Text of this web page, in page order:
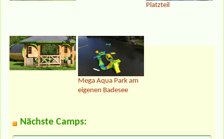
Platzteil
Mega Aqua Park am
eigenen Badesee
Nächste Camps: